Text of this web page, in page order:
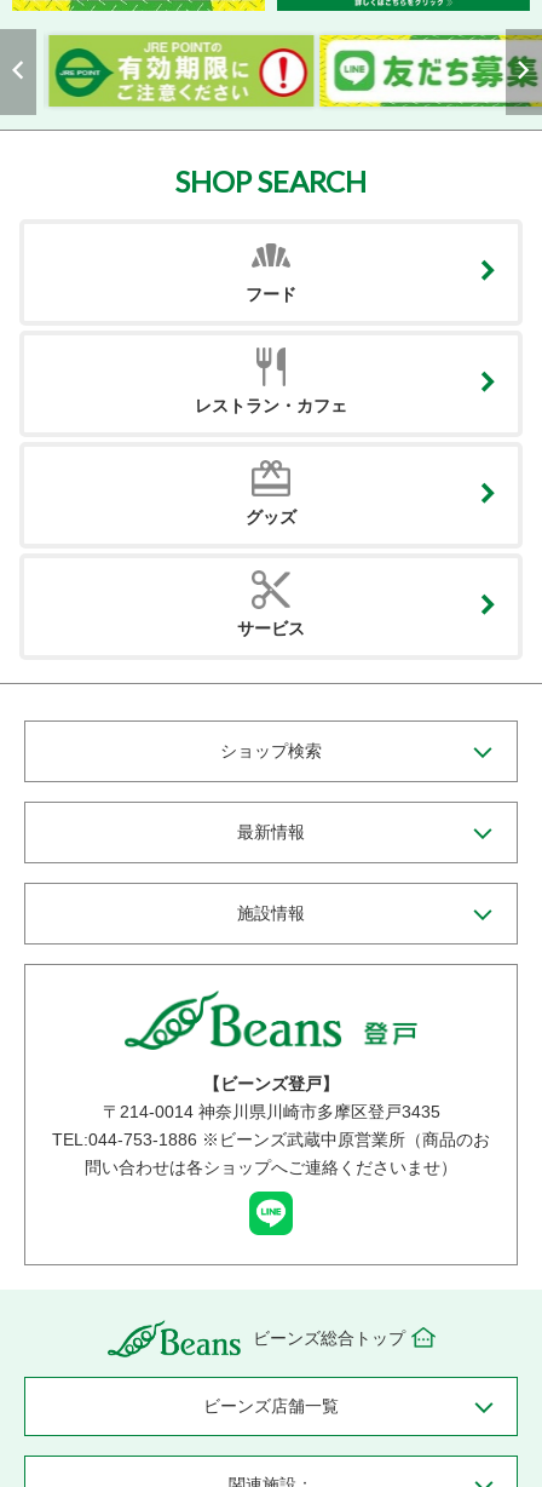
SHOP SEARCH
フード
レストラン・カフェ
グッズ
サービス
ショップ検索
最新情報
施設情報
【ビーンズ登戸】
〒 214-0014神奈川県川崎市多摩区登戸3435
TEL:044-753-1886 ※ビーンズ武蔵中原営業所（商品のお
問い合わせは各ショップへご連絡くださいませ）
ビーンズ総合トップ
ビーンズ店舗一覧